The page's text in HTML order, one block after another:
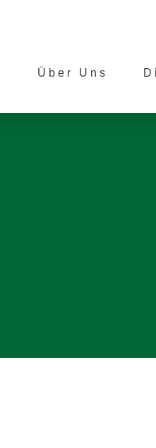
Über Uns